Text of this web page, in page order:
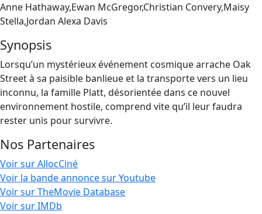
Anne Hathaway,Ewan McGregor,Christian Convery,Maisy
Stella,Jordan Alexa Davis
Synopsis
Lorsqu’un mystérieux événement cosmique arrache Oak
Street à sa paisible banlieue et la transporte vers un lieu
inconnu, la famille Platt, désorientée dans ce nouvel
environnement hostile, comprend vite qu’il leur faudra
rester unis pour survivre.
Nos Partenaires
Voir sur AllocCiné
Voir la bande annonce sur Youtube
Voir sur TheMovie Database
Voir sur IMDb